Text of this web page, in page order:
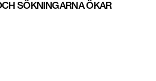
SÖKNINGARNA ÖKAR